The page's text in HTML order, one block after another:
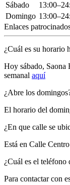
Sábado
Domingo
Enlaces
¿Cuál es su horario
Hoy sábado, Saona
semanal aquí
¿Abre los
El horario del
¿En que calle se
Está en Calle
¿Cuál es el teléfono
Para contactar con